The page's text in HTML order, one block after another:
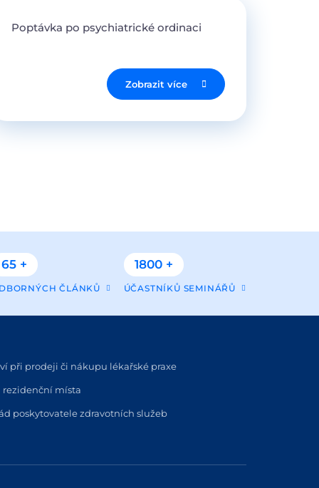
Poptávka po psychiatrické ordinaci
Zobrazit více
65 +
ČLÁNKŮ
1800 +
ÚČASTNÍKŮ SEMINÁŘŮ
při prodeji či nákupu lékařské praxe
rezidenční místa
poskytovatele zdravotních služeb